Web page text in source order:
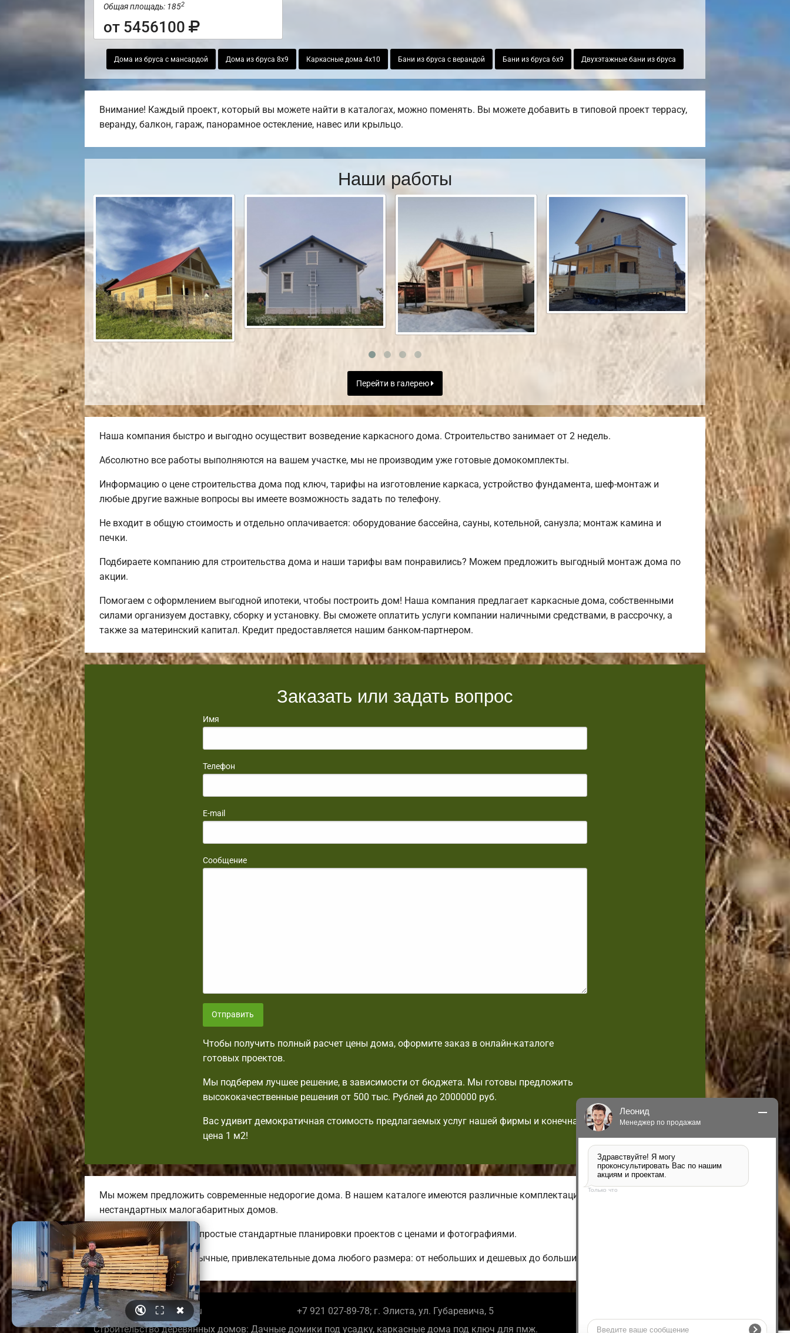
Общая площадь: 1852
от 5456100
Дома из бруса с мансардой Дома из бруса 8х9 Каркасные дома 4х10 Бани из бруса с верандой Бани из бруса 6х9 Двухэтажные бани из бруса
Внимание! Каждый проект, который вы можете найти в каталогах, можно поменять. Вы можете добавить в типовой проект террасу,
веранду, балкон, гараж, панорамное остекление, навес или крыльцо.
Наши работы
Перейти в галерею
Наша компания быстро и выгодно осуществит возведение каркасного дома. Строительство занимает от 2 недель.
Абсолютно все работы выполняются на вашем участке, мы не производим уже готовые домокомплекты.
Информацию о цене строительства дома под ключ, тарифы на изготовление каркаса, устройство фундамента, шеф-монтаж и
любые другие важные вопросы вы имеете возможность задать по телефону.
Не входит в общую стоимость и отдельно оплачивается: оборудование бассейна, сауны, котельной, санузла; монтаж камина и
печки.
Подбираете компанию для строительства дома и наши тарифы вам понравились? Можем предложить выгодный монтаж дома по
акции.
Помогаем с оформлением выгодной ипотеки, чтобы построить дом! Наша компания предлагает каркасные дома, собственными
силами организуем доставку, сборку и установку. Вы сможете оплатить услуги компании наличными средствами, в рассрочку, а
также за материнский капитал. Кредит предоставляется нашим банком-партнером.
Заказать или задать вопрос
Имя
Телефон
E-mail
Сообщение
Отправить
Чтобы получить полный расчет цены дома, оформите заказ в онлайн-каталоге
готовых проектов.
Мы подберем лучшее решение, в зависимости от бюджета. Мы готовы предложить
высококачественные решения от 500 тыс. Рублей до 2000000 руб.
Вас удивит демократичная стоимость предлагаемых услуг нашей фирмы и конечная
цена 1 м2!
Мы можем предложить современные недорогие дома. В нашем каталоге имеются различные комплектации частных
нестандартных малогабаритных домов.
Тут вы сможете найти простые стандартные планировки проектов с ценами и фотографиями.
Строим удобные, необычные, привлекательные дома любого размера: от небольших и дешевых до больших коттеджей.
© 2026 elistabrusdoma.ru +7 921 027-89-78; г. Элиста, ул. Губаревича, 5
Строительство деревянных домов: Дачные домики под усадку, каркасные дома под ключ для пмж.
🔇 ⛶ ✖
Леонид
Менеджер по продажам
Здравствуйте! Я могу
проконсультировать Вас по нашим
акциям и проектам.
Только что